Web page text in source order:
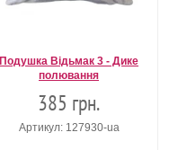
Подушка Відьмак 3 - Дике
полювання
385 грн.
Артикул: 127930-ua